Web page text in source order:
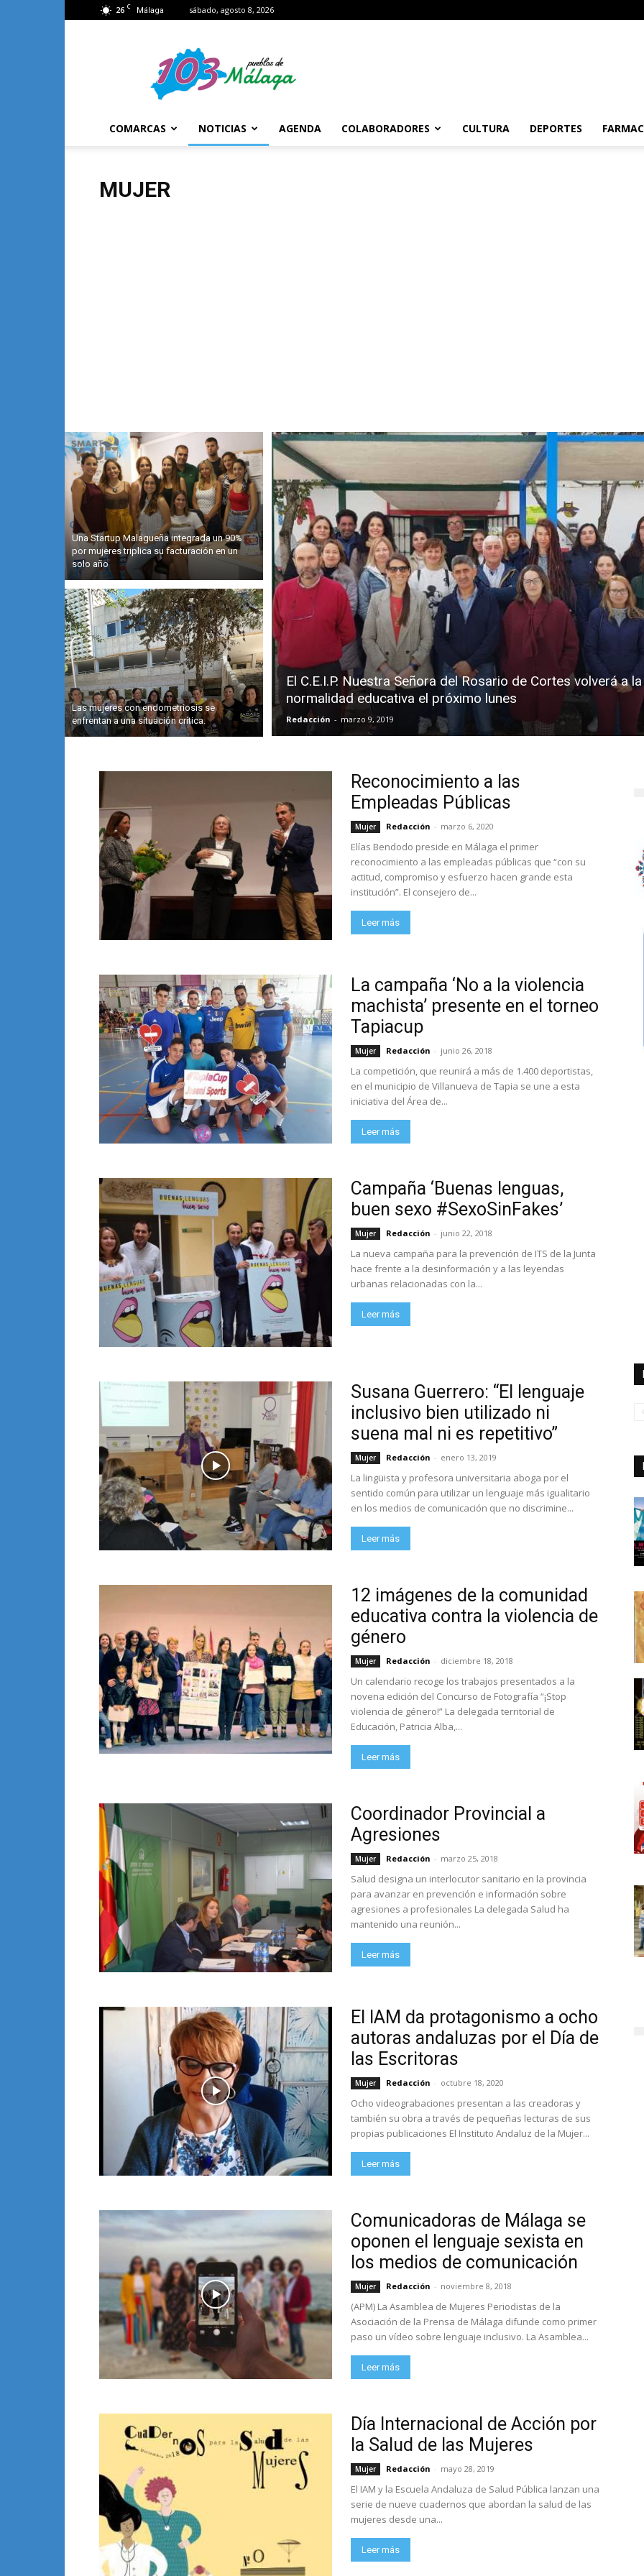
26 C Málaga sábado, agosto 8, 2026
Málaga
COMARCAS NOTICIAS AGENDA COLABORADORES CULTURA DEPORTES
MUJER
Una Startup Malagueña integrada un 90%
por mujeres triplica su facturación en un
solo año
Las mujeres con endometriosis se
enfrentan a una situación crítica.
El C.E.I.P. Nuestra Señora del Rosario de Cortes volverá a la
normalidad educativa el próximo lunes
Redacción - marzo 9, 2019
Reconocimiento a las
Empleadas Públicas
Mujer Redacción - marzo 6, 2020
Elías Bendodo preside en Málaga el primer
reconocimiento a las empleadas públicas que “con su
actitud, compromiso y esfuerzo hacen grande esta
institución”. El consejero de...
Leer más
La campaña ‘No a la violencia
machista’ presente en el torneo
Tapiacup
Mujer Redacción - junio 26, 2018
La competición, que reunirá a más de 1.400 deportistas,
en el municipio de Villanueva de Tapia se une a esta
iniciativa del Área de...
Leer más
Campaña ‘Buenas lenguas,
buen sexo #SexoSinFakes’
Mujer Redacción - junio 22, 2018
La nueva campaña para la prevención de ITS de la Junta
hace frente a la desinformación y a las leyendas
urbanas relacionadas con la...
Leer más
Susana Guerrero: “El lenguaje
inclusivo bien utilizado ni
suena mal ni es repetitivo”
Mujer Redacción - enero 13, 2019
La lingüista y profesora universitaria aboga por el
sentido común para utilizar un lenguaje más igualitario
en los medios de comunicación que no discrimine...
Leer más
12 imágenes de la comunidad
educativa contra la violencia de
género
Mujer Redacción - diciembre 18, 2018
Un calendario recoge los trabajos presentados a la
novena edición del Concurso de Fotografía “¡Stop
violencia de género!” La delegada territorial de
Educación, Patricia Alba,...
Leer más
Coordinador Provincial a
Agresiones
Mujer Redacción - marzo 25, 2018
Salud designa un interlocutor sanitario en la provincia
para avanzar en prevención e información sobre
agresiones a profesionales La delegada Salud ha
mantenido una reunión...
Leer más
El IAM da protagonismo a ocho
autoras andaluzas por el Día de
las Escritoras
Mujer Redacción - octubre 18, 2020
Ocho videograbaciones presentan a las creadoras y
también su obra a través de pequeñas lecturas de sus
propias publicaciones El Instituto Andaluz de la Mujer...
Leer más
Comunicadoras de Málaga se
oponen el lenguaje sexista en
los medios de comunicación
Mujer Redacción - noviembre 8, 2018
(APM) La Asamblea de Mujeres Periodistas de la
Asociación de la Prensa de Málaga difunde como primer
paso un vídeo sobre lenguaje inclusivo. La Asamblea...
Leer más
Día Internacional de Acción por
la Salud de las Mujeres
Mujer Redacción - mayo 28, 2019
El IAM y la Escuela Andaluza de Salud Pública lanzan una
serie de nueve cuadernos que abordan la salud de las
mujeres desde una...
Leer más